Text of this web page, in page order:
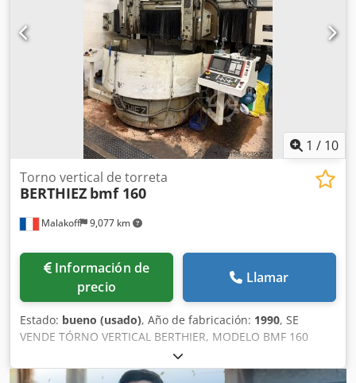
1 / 10
Malakoff 9,077 km
Torno vertical de torreta
BERTHIEZ bmf 160
Información de
precio
Llamar
Estado: bueno (usado), Año de fabricación: 1990, SE
VENDE TÓRNO VERTICAL BERTHIER, MODELO BMF 160
Dimensiones y capacidades: - Diámetro del plato: aprox.
1750 mm - Diámetro máximo de torneado: aprox. 1800 –